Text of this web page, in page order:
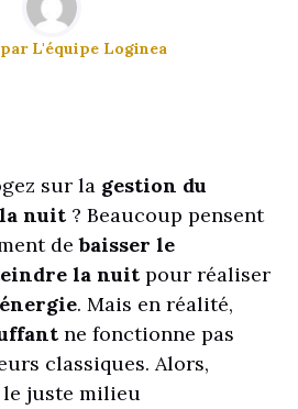
L'équipe Loginea
sur la gestion du
la nuit ? Beaucoup pensent
debaisser le
la nuit pour réaliser
. Mais en réalité,
ne fonctionne pas
classiques. Alors,
juste milieu